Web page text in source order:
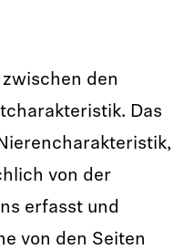
den
Das
von der
erfasst und
von den Seiten